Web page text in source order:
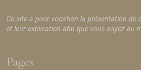
Ce site a pour vocation la présentation de
et leur explication afin que vous soyez au
Pages